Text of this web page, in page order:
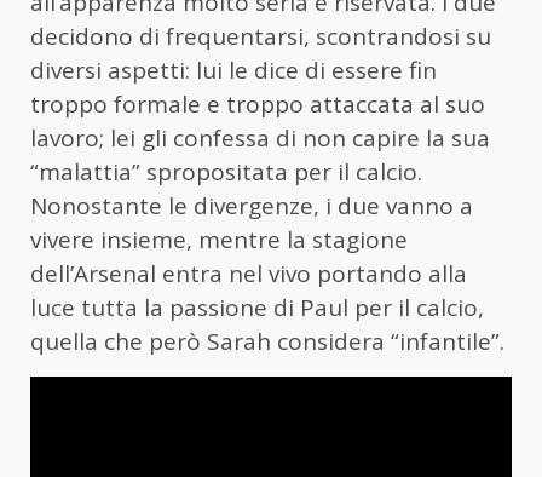
decidono di frequentarsi, scontrandosi su
diversi aspetti: lui le dice di essere fin
troppo formale e troppo attaccata al suo
lavoro; lei gli confessa di non capire la sua
“malattia” spropositata per il calcio.
Nonostante le divergenze, i due vanno a
vivere insieme, mentre la stagione
dell’Arsenal entra nel vivo portando alla
luce tutta la passione di Paul per il calcio,
quella che però Sarah considera “infantile”.